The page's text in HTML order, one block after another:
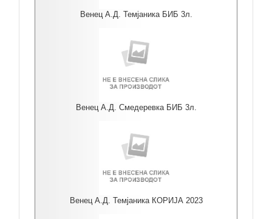
Венец А.Д. Темјаника БИБ 3л.
Венец А.Д. Смедеревка БИБ 3л.
Венец А.Д. Темјаника КОРИЈА 2023